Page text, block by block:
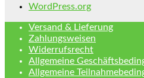
WordPress.org
Versand & Lieferung
Zahlungsweisen
Widerrufsrecht
Allgemeine
Allgemeine